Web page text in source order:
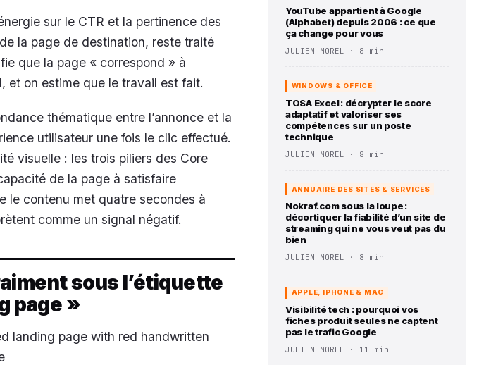
sur le CTR et la pertinence des
la page de destination, reste traité
que la page « correspond » à
et on estime que le travail est fait.
thématique entre l’annonce et la
utilisateur une fois le clic effectué.
visuelle : les trois piliers des Core
de la page à satisfaire
le contenu met quatre secondes à
comme un signal négatif.
sous l’étiquette
page »
landing page with red handwritten
YouTube appartient à Google
(Alphabet) depuis 2006 : ce que
ça change pour vous
JULIEN MOREL · 8 min
WINDOWS & OFFICE
TOSA Excel : décrypter le score
adaptatif et valoriser ses
compétences sur un poste
technique
JULIEN MOREL · 8 min
ANNUAIRE DES SITES & SERVICES
Nokraf.com sous la loupe :
décortiquer la fiabilité d’un site de
streaming qui ne vous veut pas du
bien
JULIEN MOREL · 8 min
APPLE, IPHONE & MAC
Visibilité tech : pourquoi vos
fiches produit seules ne captent
pas le trafic Google
JULIEN MOREL · 11 min